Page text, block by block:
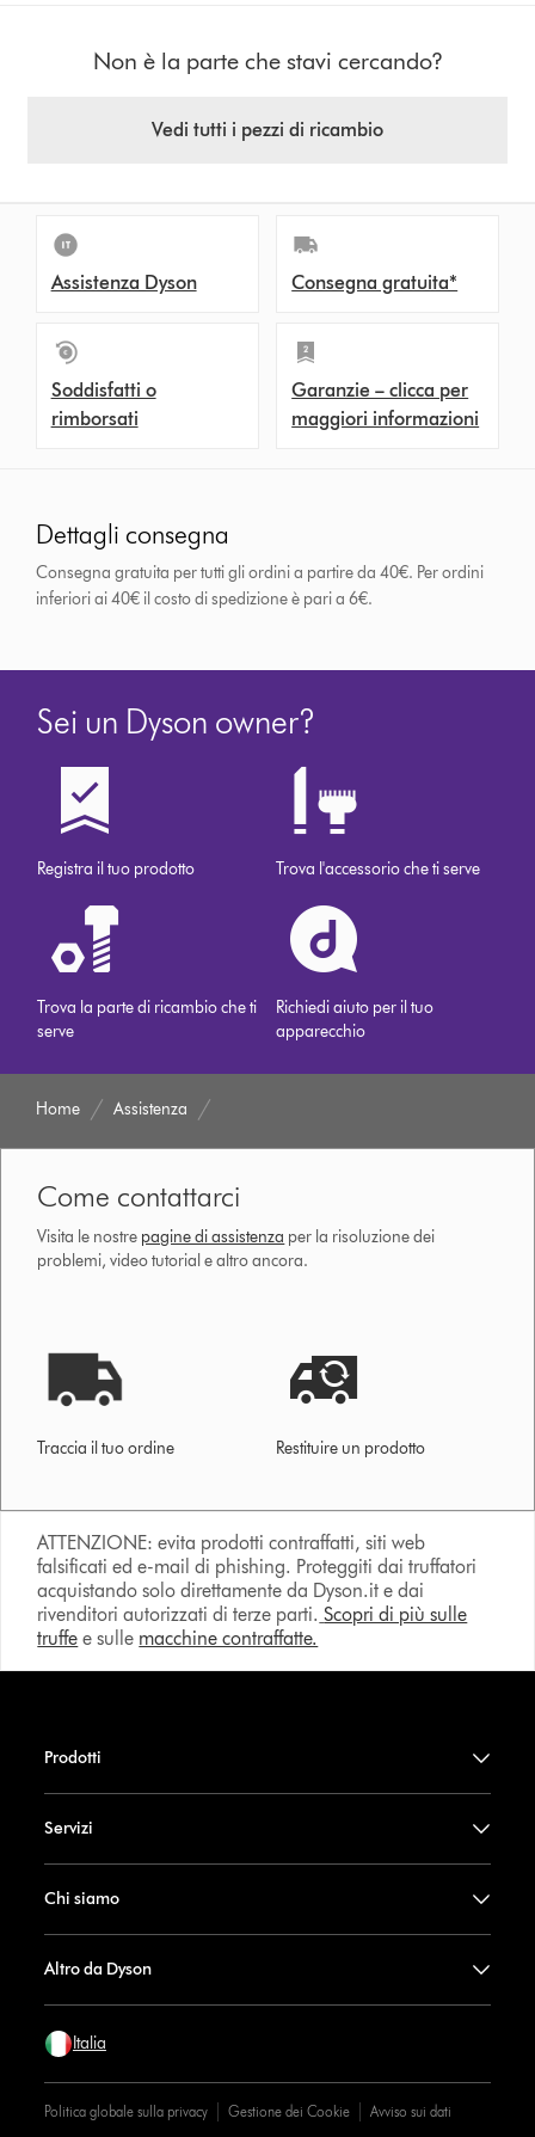
Non è la parte che stavi cercando?
Vedi tutti i pezzi di ricambio
Assistenza Dyson Consegna gratuita*
Soddisfatti o
rimborsati
Garanzie – clicca per
maggiori informazioni
Dettagli consegna
Consegna gratuita per tutti gli ordini a partire da 40€. Per ordini
inferiori ai 40€ il costo di spedizione è pari a 6€.
Sei un Dyson owner?
Registra il tuo prodotto Trova l'accessorio che ti serve
Trova la parte di ricambio che ti
serve
Richiedi aiuto per il tuo
apparecchio
Home Assistenza
Come contattarci
Visita le nostre pagine di assistenza per la risoluzione dei
problemi, video tutorial e altro ancora.
Traccia il tuo ordine Restituire un prodotto
ATTENZIONE: evita prodotti contraffatti, siti web
falsificati ed e-mail di phishing. Proteggiti dai truffatori
acquistando solo direttamente da Dyson.it e dai
rivenditori autorizzati di terze parti. Scopri di più sulle
truffe e sulle macchine contraffatte.
Prodotti
Servizi
Chi siamo
Altro da Dyson
Italia
Politica globale sulla privacy Gestione dei Cookie Avviso sui dati